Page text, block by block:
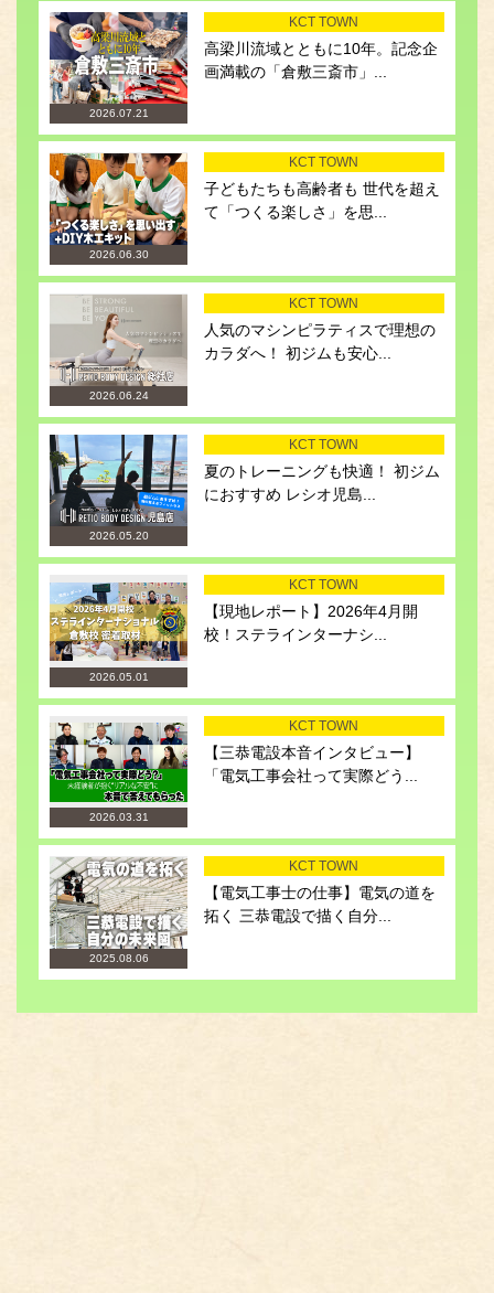
2026.07.21
KCT TOWN
高梁川流域とともに10年。記念企
画満載の「倉敷三斎市」...
2026.06.30
KCT TOWN
子どもたちも高齢者も 世代を超え
て「つくる楽しさ」を思...
2026.06.24
KCT TOWN
人気のマシンピラティスで理想の
カラダへ！ 初ジムも安心...
2026.05.20
KCT TOWN
夏のトレーニングも快適！ 初ジム
におすすめ レシオ児島...
2026.05.01
KCT TOWN
【現地レポート】2026年4月開
校！ステラインターナシ...
2026.03.31
KCT TOWN
【三恭電設本音インタビュー】
「電気工事会社って実際どう...
2025.08.06
KCT TOWN
【電気工事士の仕事】電気の道を
拓く 三恭電設で描く自分...